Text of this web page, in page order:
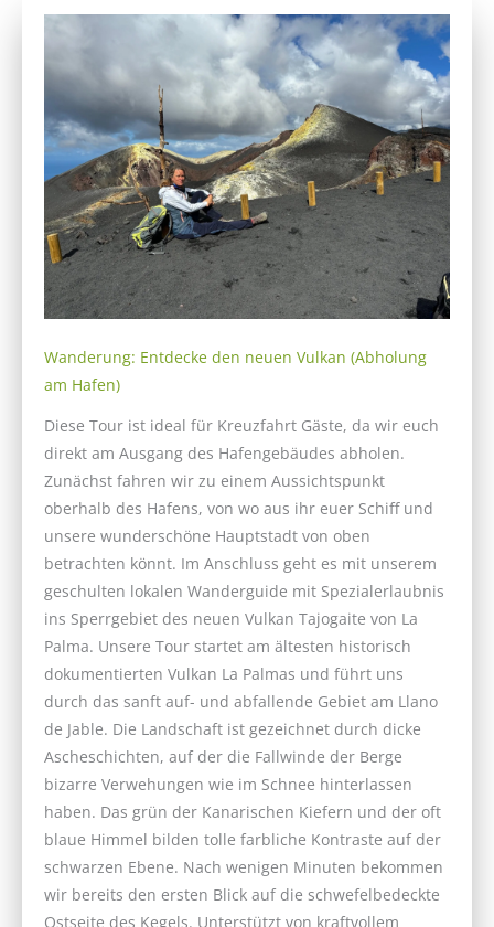
Wanderung: Entdecke den neuen Vulkan (Abholung
am Hafen)
Diese Tour ist ideal für Kreuzfahrt Gäste, da wir euch
direkt am Ausgang des Hafengebäudes abholen.
Zunächst fahren wir zu einem Aussichtspunkt
oberhalb des Hafens, von wo aus ihr euer Schiff und
unsere wunderschöne Hauptstadt von oben
betrachten könnt. Im Anschluss geht es mit unserem
geschulten lokalen Wanderguide mit Spezialerlaubnis
ins Sperrgebiet des neuen Vulkan Tajogaite von La
Palma. Unsere Tour startet am ältesten historisch
dokumentierten Vulkan La Palmas und führt uns
durch das sanft auf- und abfallende Gebiet am Llano
de Jable. Die Landschaft ist gezeichnet durch dicke
Ascheschichten, auf der die Fallwinde der Berge
bizarre Verwehungen wie im Schnee hinterlassen
haben. Das grün der Kanarischen Kiefern und der oft
blaue Himmel bilden tolle farbliche Kontraste auf der
schwarzen Ebene. Nach wenigen Minuten bekommen
wir bereits den ersten Blick auf die schwefelbedeckte
Ostseite des Kegels. Unterstützt von kraftvollem